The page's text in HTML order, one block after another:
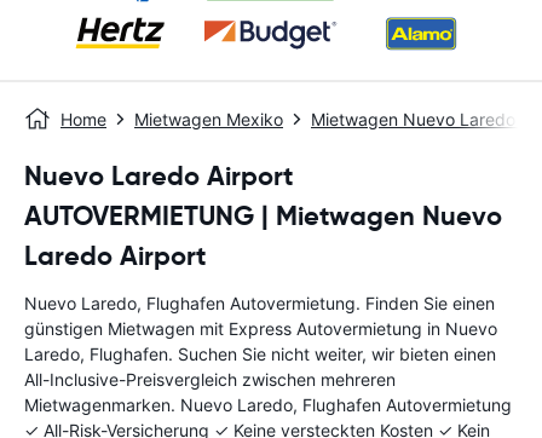
Home Mietwagen Mexiko Mietwagen Nuevo Laredo -
Nuevo Laredo Airport
AUTOVERMIETUNG | Mietwagen Nuevo
Laredo Airport
Nuevo Laredo, Flughafen Autovermietung. Finden Sie einen
günstigen Mietwagen mit Express Autovermietung in Nuevo
Laredo, Flughafen. Suchen Sie nicht weiter, wir bieten einen
All-Inclusive-Preisvergleich zwischen mehreren
Mietwagenmarken. Nuevo Laredo, Flughafen Autovermietung
✓ All-Risk-Versicherung ✓ Keine versteckten Kosten ✓ Kein